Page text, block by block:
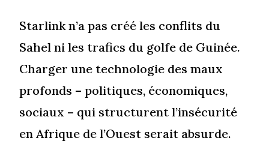
Starlink n’a pas créé les conflits du
Sahel ni les trafics du golfe de Guinée.
Charger une technologie des maux
profonds – politiques, économiques,
sociaux – qui structurent l’insécurité
en Afrique de l’Ouest serait absurde.